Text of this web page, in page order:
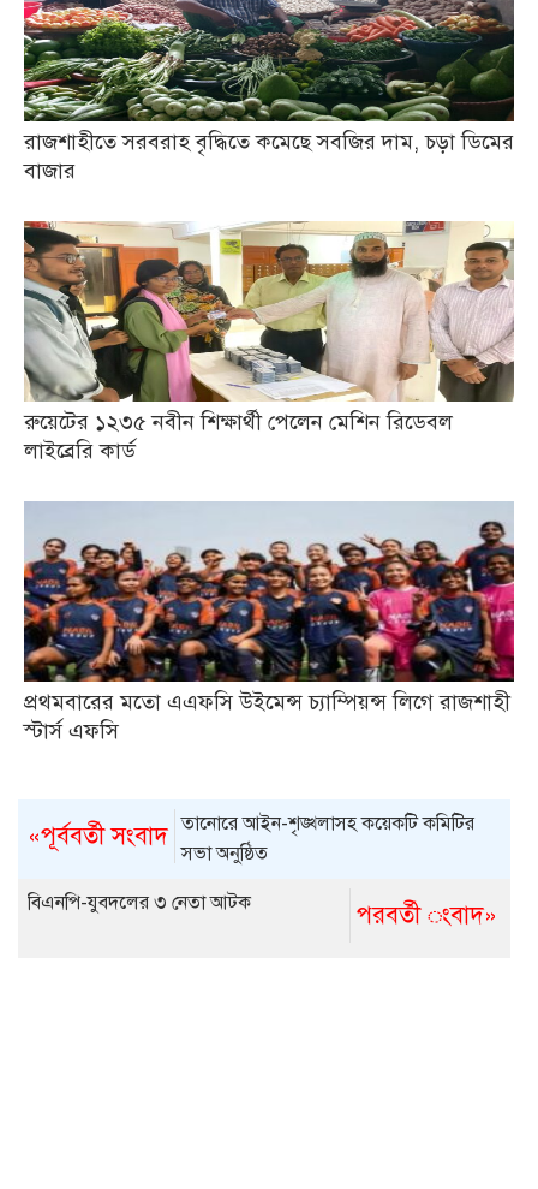
রাজশাহীতে সরবরাহ বৃদ্ধিতে কমেছে সবজির দাম, চড়া ডিমের
বাজার
রুয়েটের ১২৩৫ নবীন শিক্ষার্থী পেলেন মেশিন রিডেবল
লাইব্রেরি কার্ড
প্রথমবারের মতো এএফসি উইমেন্স চ্যাম্পিয়ন্স লিগে রাজশাহী
স্টার্স এফসি
«পূর্ববর্তী সংবাদ তানোরে আইন-শৃঙ্খলাসহ কয়েকটি কমিটির
সভা অনুষ্ঠিত
পরবর্তী ংবাদ»
বিএনপি-যুবদলের ৩ নেতা আটক